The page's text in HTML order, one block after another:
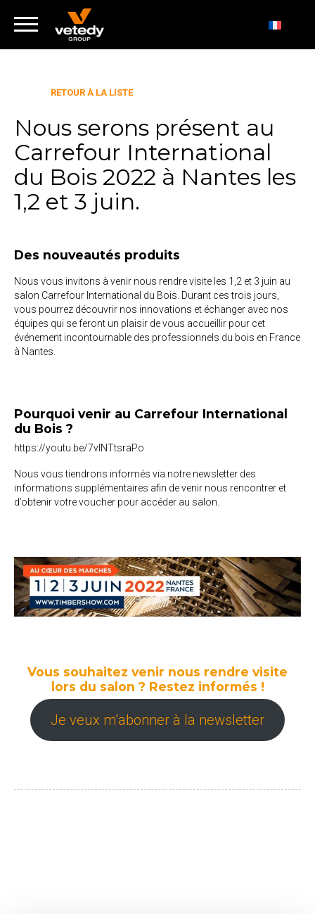
RETOUR À LA LISTE
Nous serons présent au
Carrefour International
du Bois 2022 à Nantes les
1,2 et 3 juin.
Des nouveautés produits
Nous vous invitons à venir nous rendre visite les 1,2 et 3 juin au
salon Carrefour International du Bois. Durant ces trois jours,
vous pourrez découvrir nos innovations et échanger avec nos
équipes qui se feront un plaisir de vous accueillir pour cet
événement incontournable des professionnels du bois en France
à Nantes.
Pourquoi venir au Carrefour International
du Bois ?
https://youtu.be/7vINTtsraPo
Nous vous tiendrons informés via notre newsletter des
informations supplémentaires afin de venir nous rencontrer et
d’obtenir votre voucher pour accéder au salon.
Vous souhaitez venir nous rendre visite
lors du salon ? Restez informés !
Je veux m’abonner à la newsletter